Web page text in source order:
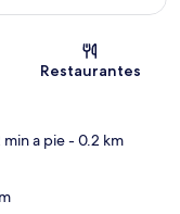
mapa
Restaurantes
min a pie- 0.2 km